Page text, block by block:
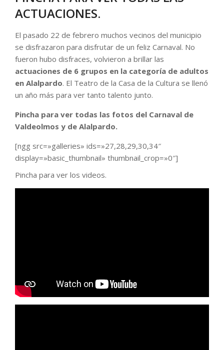
ACTUACIONES.
El pasado 22 de febrero muchos vecinos del municipio
se disfrazaron para disfrutar de un feliz Carnaval. No
fueron hubo disfraces, volvieron a brillar las
actuaciones de 6 grupos en la categoría de adultos
en Alalpardo. El Teatro de la Casa de la Cultura se llenó
un año más para ver tanto talento junto.
Pincha para ver todas las fotos del Carnaval de
Valdeolmos y de Alalpardo.
[ngg src=»galleries» ids=»27,28,29,30,34″
display=»basic_thumbnail» thumbnail_crop=»0″]
Pincha para ver los videos.